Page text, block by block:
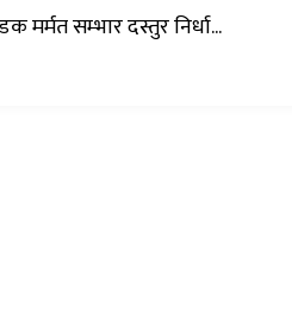
मर्मत सम्भार दस्तुर निर्धा...